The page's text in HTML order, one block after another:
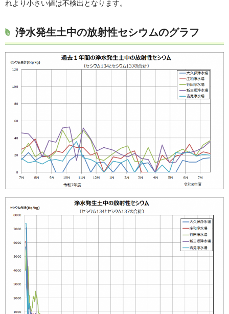
れより小さい値は不検出となります。
浄水発生土中の放射性セシウムのグラフ